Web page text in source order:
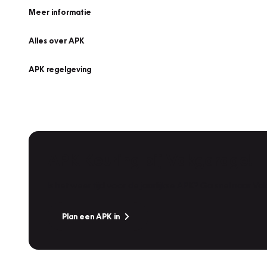
Meer informatie
Alles over APK
APK regelgeving
Plan een APK in